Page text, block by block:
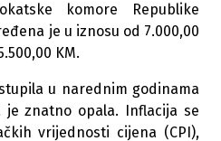
komore Republike
je u iznosu od 7.000,00
KM.
u narednim godinama
znatno opala. Inflacija se
vrijednosti cijena (CPI),